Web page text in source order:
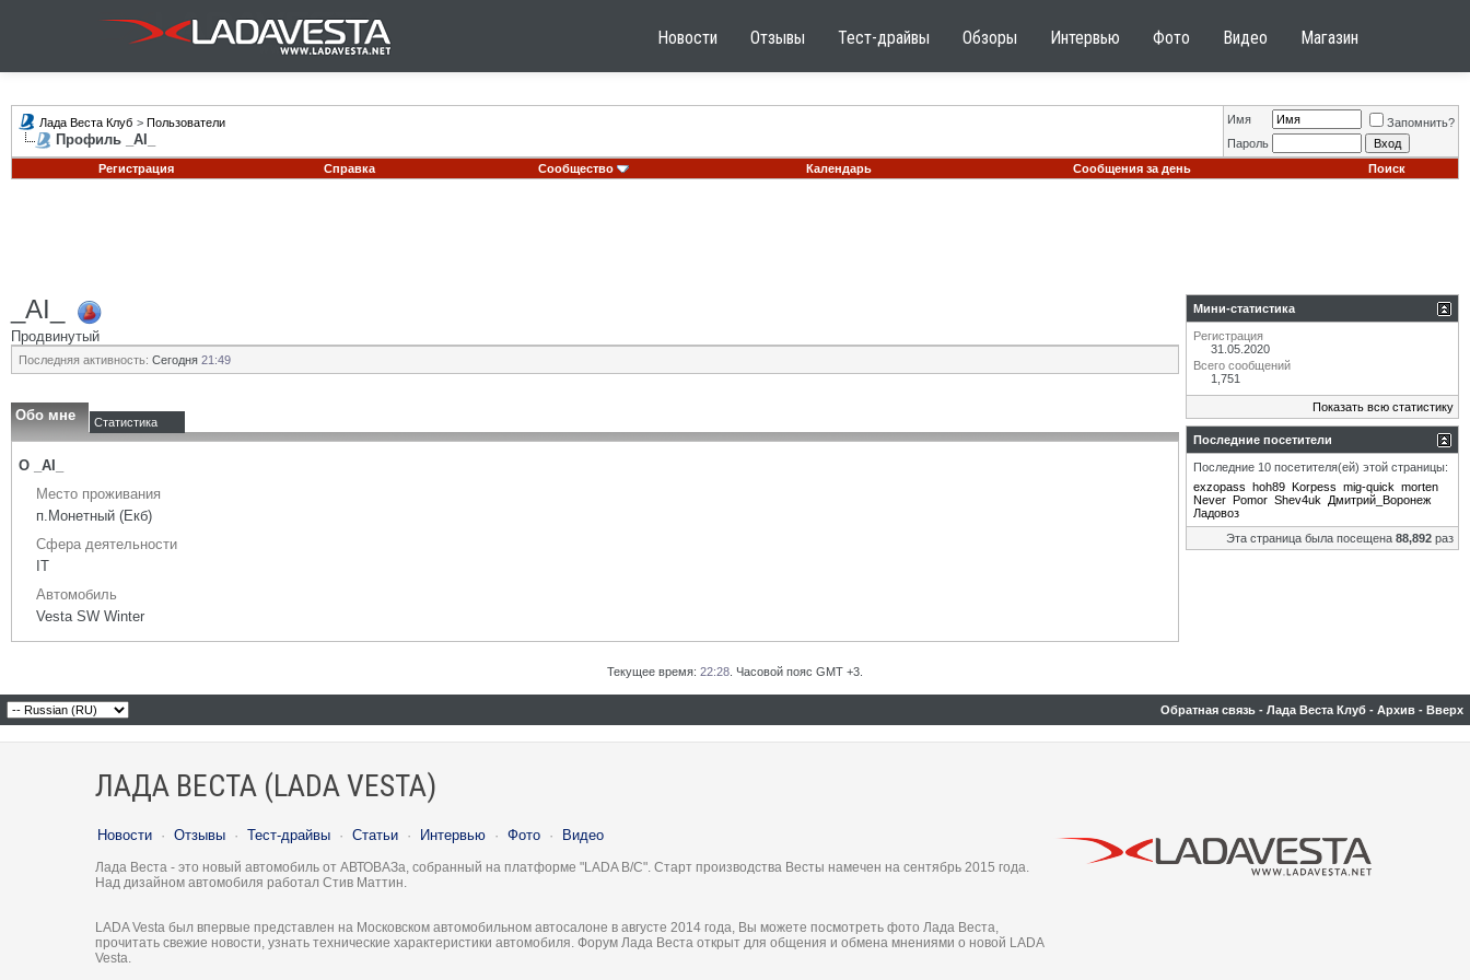
Новости Отзывы Тест-драйвы Обзоры Интервью Фото Видео Магазин
Лада Веста Клуб > Пользователи
Профиль _AI_
Имя
Запомнить?
Пароль
Регистрация
Справка Сообщество Календарь Сообщения за день Поиск
_AI_
Продвинутый
Последняя активность: Сегодня 21:49
Обо мне Статистика
О _AI_
Место проживания
п.Монетный (Екб)
Сфера деятельности
IT
Автомобиль
Vesta SW Winter
Мини-статистика
Регистрация
31.05.2020
Всего сообщений
1,751
Показать всю статистику
Последние посетители
Последние 10 посетителя(ей) этой страницы:
exzopass hoh89 Korpess mig-quick morten
Never Pomor Shev4uk
Дмитрий_Воронеж
Ладовоз
Эта страница была посещена 88,892 раз
Текущее время: 22:28 . Часовой пояс GMT +3.
Обратная связь - Лада Веста Клуб - Архив - Вверх
ЛАДА ВЕСТА (LADA VESTA)
Новости · Отзывы · Тест-драйвы · Статьи · Интервью · Фото · Видео
Лада Веста - это новый автомобиль от АВТОВАЗа, собранный на платформе "LADA B/C". Старт производства Весты намечен на сентябрь 2015 года.
Над дизайном автомобиля работал Стив Маттин.
LADA Vesta был впервые представлен на Московском автомобильном автосалоне в августе 2014 года, Вы можете посмотреть фото Лада Веста,
прочитать свежие новости, узнать технические характеристики автомобиля. Форум Лада Веста открыт для общения и обмена мнениями о новой LADA
Vesta.